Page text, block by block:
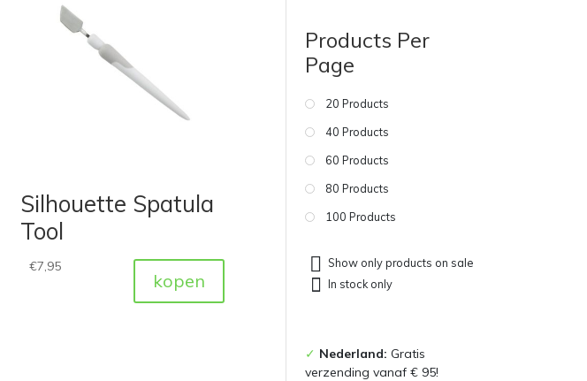
Silhouette Spatula
Tool
€7,95
kopen
Products Per
Page
20 Products
40 Products
60 Products
80 Products
100 Products
Show only products on sale
In stock only
✓ Nederland:Gratis
verzending vanaf € 95!